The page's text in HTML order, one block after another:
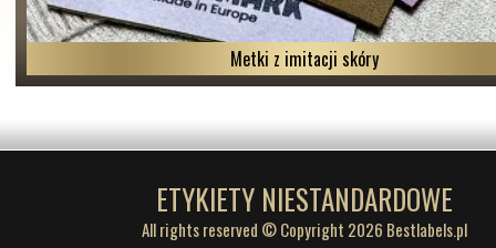
Metki z imitacji skóry
ETYKIETY NIESTANDARDOWE
All rights reserved © Copyright 2026 Bestlabels.pl